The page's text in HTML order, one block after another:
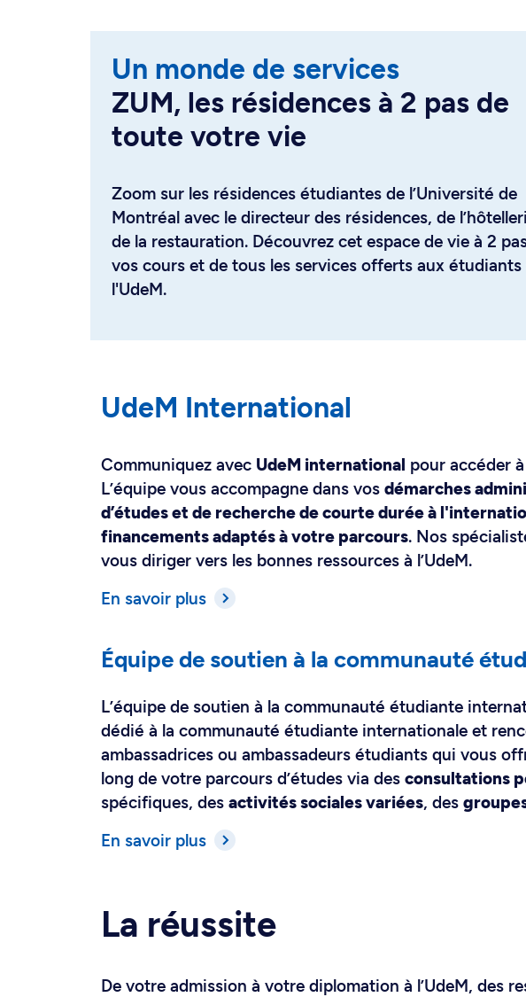
Un monde de services
ZUM, les résidences à 2 pas de
toute votre vie
Zoom sur les résidences étudiantes de l’Université de
Montréal avec le directeur des résidences, de
de la restauration. Découvrez cet espace de vie à 2
vos cours et de tous les services offerts aux étudiants
l'UdeM.
UdeM International
Communiquez avec UdeM international pour accéder
L’équipe vous accompagne dans vos démarches
d’études et de recherche de courte durée à
financements adaptés à votre parcours. Nos
vous diriger vers les bonnes ressources à l’UdeM.
En savoir plus
Équipe de soutien à la communauté
L’équipe de soutien à la communauté étudiante
dédié à la communauté étudiante internationale et
ambassadrices ou ambassadeurs étudiants qui vous
long de votre parcours d’études via des consultations
spécifiques, des activités sociales variées, des
En savoir plus
La réussite
De votre admission à votre diplomation à l’UdeM, des